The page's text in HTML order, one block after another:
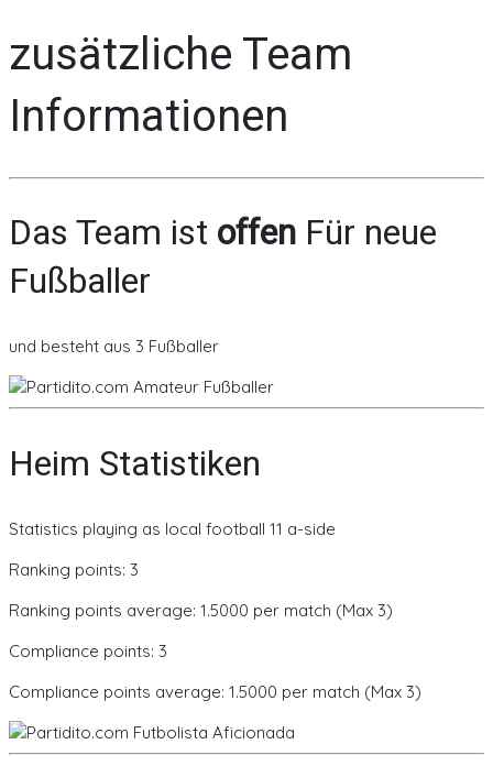
zusätzliche Team
Informationen
Das Team ist offen Für neue
Fußballer
und besteht aus 3 Fußballer
Heim Statistiken
Statistics playing as local football 11 a-side
Ranking points: 3
Ranking points average: 1.5000 per match (Max 3)
Compliance points: 3
Compliance points average: 1.5000 per match (Max 3)